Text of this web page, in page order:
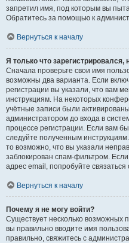
запретил имя, под которым вы
Обратитесь за помощью к
Вернуться к началу
Я только что зарегистрировался,
Сначала проверьте свои имя
возможны два варианта. Если
регистрации вы указали, что вам
инструкциям. На некоторых
учётные записи были
администратором до входа в
процессе регистрации. Если вам
следуйте полученным
то возможно, что вы указали
заблокирован спам-фильтром.
адрес email, попробуйте
Вернуться к началу
Почему я не могу войти?
Существует несколько возможных
вы правильно вводите имя
правильно, свяжитесь с